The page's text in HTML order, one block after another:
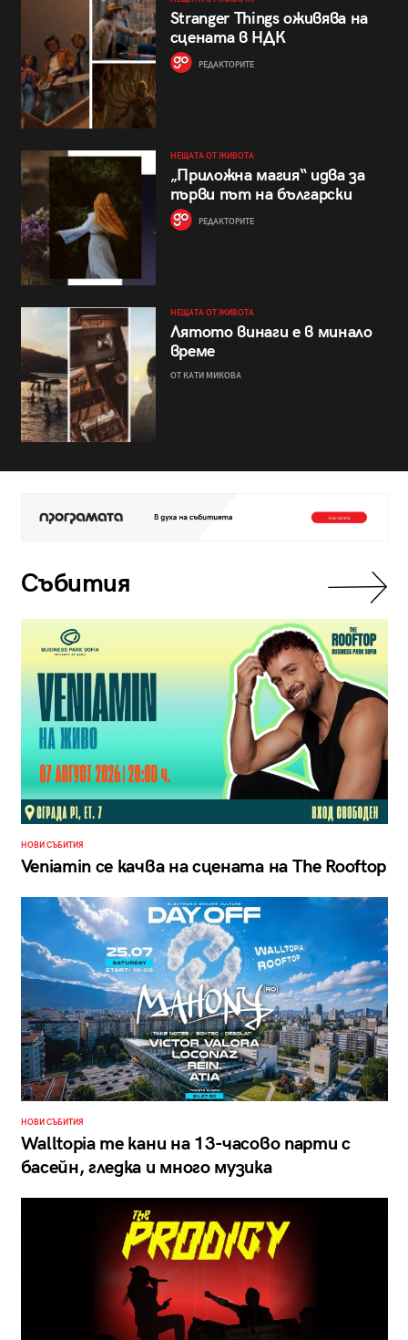
Stranger Things оживява на
сцената в НДК
РЕДАКТОРИТЕ
НЕЩАТА ОТ ЖИВОТА
„Приложна магия“ идва за
първи път на български
РЕДАКТОРИТЕ
НЕЩАТА ОТ ЖИВОТА
Лятото винаги е в минало
време
ОТ КАТИ МИКОВА
Събития
НОВИ СЪБИТИЯ
Veniamin се качва на сцената на The Rooftop
НОВИ СЪБИТИЯ
Walltopia те кани на 13-часово парти с
басейн, гледка и много музика